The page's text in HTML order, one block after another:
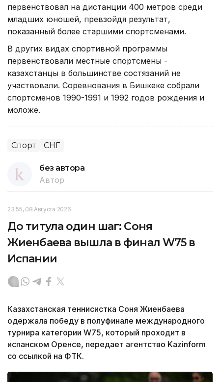
первенствовал на дистанции 400 метров среди
младших юношей, превзойдя результат,
показанный более старшими спортсменами.
В других видах спортивной программы
первенствовали местные спортсмены -
казахстанцы в большинстве состязаний не
участвовали. Соревнования в Бишкеке собрали
спортсменов 1990-1991 и 1992 годов рождения и
моложе.
Спорт СНГ
без автора
Автор
23:55, 08 Августа 2026
До титула один шаг: Соня
Жиенбаева вышла в финал W75 в
Испании
Казахстанская теннисистка Соня Жиенбаева
одержала победу в полуфинале международного
турнира категории W75, который проходит в
испанском Оренсе, передает агентство Kazinform
со ссылкой на ФТК.